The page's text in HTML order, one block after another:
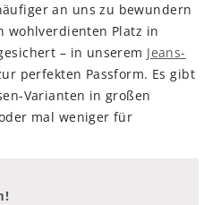
an uns zu bewundern
wohlverdienten Platz in
– in unserem Jeans-
perfekten Passform. Es gibt
Varianten in großen
mal weniger für